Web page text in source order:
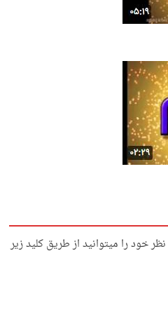
خود را میتوانید از طریق کلید زیر